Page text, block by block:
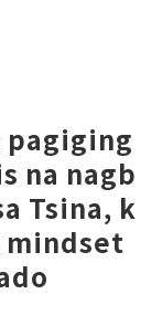
pagiging
na nagb
Tsina, k
mindset